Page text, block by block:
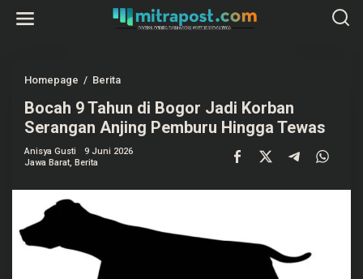
Homepage / Berita
c
a
T
u
i
Bocah 9 Tahun di Bogor Jadi Korban
Serangan Anjing Pemburu Hingga Tewas
Anisya Gusti
9 Juni 2026
Jawa Barat, Berita